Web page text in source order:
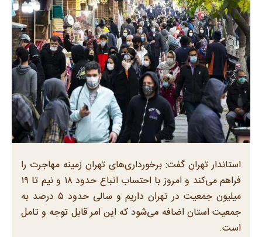
استاندار تهران گفت: برخورداری‌های تهران زمینه مهاجرت را
فراهم می‌کند و امروز با احتساب اتباع حدود ۱۸ و نیم تا ۱۹
میلیون جمعیت در تهران داریم و سالی حدود ۵ درصد به
جمعیت استان اضافه می‌شود که این امر قابل توجه و تامل
است.